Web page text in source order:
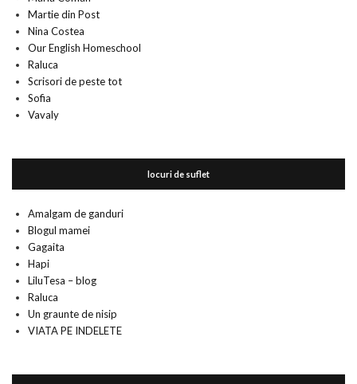
Martie din Post
Nina Costea
Our English Homeschool
Raluca
Scrisori de peste tot
Sofia
Vavaly
locuri de suflet
Amalgam de ganduri
Blogul mamei
Gagaita
Hapi
LiluTesa – blog
Raluca
Un graunte de nisip
VIATA PE INDELETE